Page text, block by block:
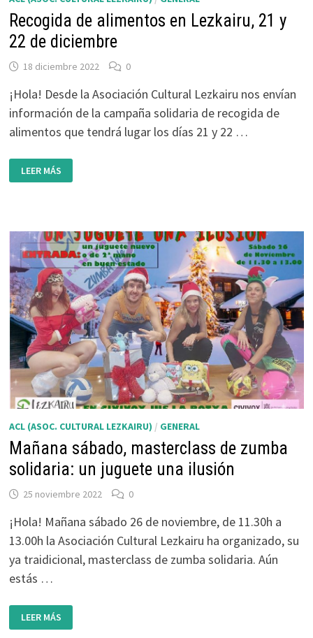
Recogida de alimentos en Lezkairu, 21 y
22 de diciembre
18 diciembre 2022 0
¡Hola! Desde la Asociación Cultural Lezkairu nos envían
información de la campaña solidaria de recogida de
alimentos que tendrá lugar los días 21 y 22 …
RECOGIDA
DE
ALIMENTOS
22
DE
DICIEMBRE
LEER MÁS
ACL (ASOC. CULTURAL LEZKAIRU) / GENERAL
Mañana sábado, masterclass de zumba
solidaria: un juguete una ilusión
25 noviembre 2022 0
¡Hola! Mañana sábado 26 de noviembre, de 11.30h a
13.00h la Asociación Cultural Lezkairu ha organizado, su
ya traidicional, masterclass de zumba solidaria. Aún
estás …
MAÑANA
SÁBADO,
MASTERCLASS
LEER MÁS